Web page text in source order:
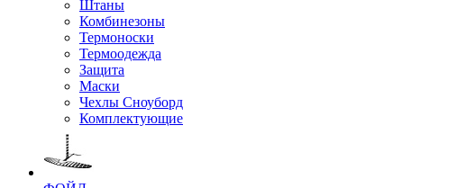
Штаны
Комбинезоны
Термоноски
Термоодежда
Защита
Маски
Чехлы Сноуборд
Комплектующие